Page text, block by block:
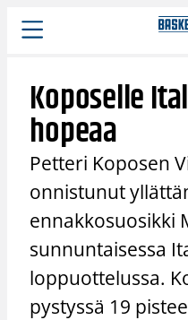
Siirry
sisältöön
Koposelle
hopeaa
Petteri Koposen
onnistunut
ennakkosuosikki
sunnuntaisessa
loppuottelussa.
pystyssä 19